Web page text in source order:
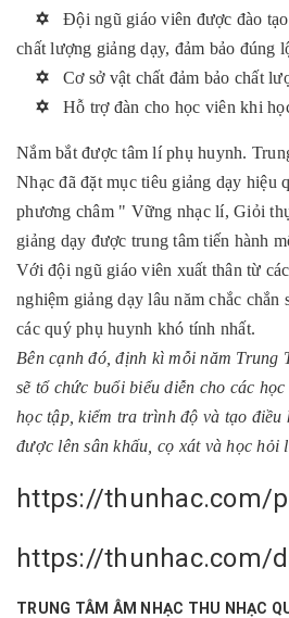
✡ Đội ngũ giáo viên được đào
chất lượng giảng dạy, đảm bảo đúng
✡
Cơ sở vật chất đảm bảo chất
✡
Hỗ trợ đàn cho học viên khi
Nắm bắt được tâm lí phụ huynh.
Nhạc đã đặt mục tiêu giảng dạy hiệu
phương châm " Vững nhạc lí, Giỏi
giảng dạy được trung tâm tiến hành
Với đội ngũ giáo viên xuất thân từ
nghiệm giảng dạy lâu năm chắc chắn
các quý phụ huynh khó tính nhất.
Bên cạnh đó, định kì mỗi năm Trung
sẽ tổ chức buổi biểu diễn cho các
học tập, kiểm tra trình độ và tạo điều
được lên sân khấu, cọ xát và học hỏi
https://thunhac.com/
https://thunhac.com/
TRUNG TÂM ÂM NHẠC THU NHẠC